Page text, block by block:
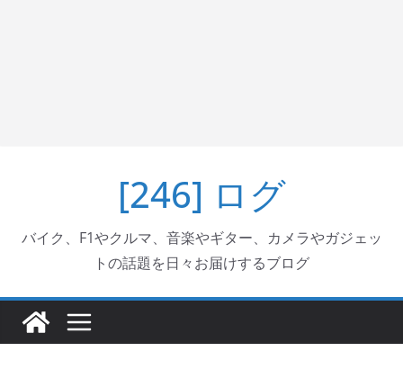
[246] ログ
バイク、F1やクルマ、音楽やギター、カメラやガジェッ
トの話題を日々お届けするブログ